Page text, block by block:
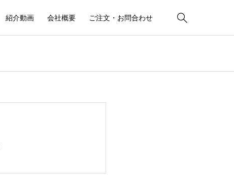
紹介動画 会社概要 ご注文・お問合わせ 